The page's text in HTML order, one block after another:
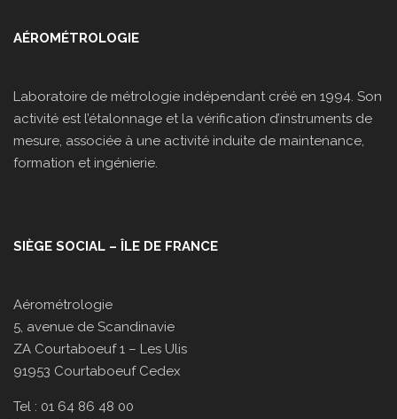
AÉROMÉTROLOGIE
Laboratoire de métrologie indépendant créé en 1994. Son
activité est l’étalonnage et la vérification d’instruments de
mesure, associée à une activité induite de maintenance,
formation et ingénierie.
SIÈGE SOCIAL – ÎLE DE FRANCE
Aérométrologie
5, avenue de Scandinavie
ZA Courtaboeuf 1 – Les Ulis
91953 Courtaboeuf Cedex
Tel : 01 64 86 48 00